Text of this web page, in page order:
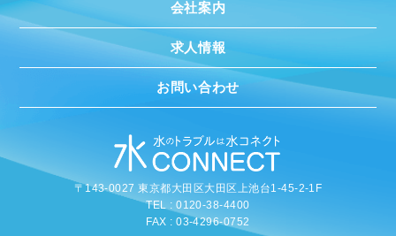
会社案内
求人情報
お問い合わせ
〒143-0027 東京都大田区大田区上池台1-45-2-1F
TEL : 0120-38-4400
FAX : 03-4296-0752